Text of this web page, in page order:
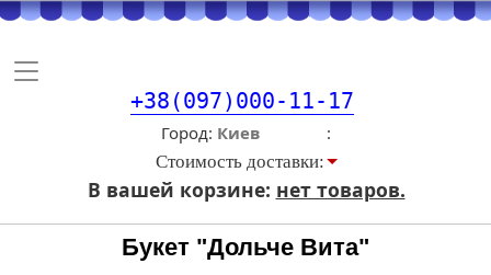
Toggle
+38(097)000-11-17
Город
Стоимость доставки:
В вашей корзине: нет товаров.
Букет "Дольче Вита"